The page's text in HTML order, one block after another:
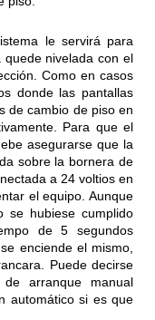
le servirá para
nivelada con el
Como en casos
donde las pantallas
de cambio de piso en
Para que el
asegurarse que la
sobre la bornera de
a 24 voltios en
el equipo. Aunque
se hubiese cumplido
de 5 segundos
enciende el mismo,
Puede decirse
arranque manual
automático si es que